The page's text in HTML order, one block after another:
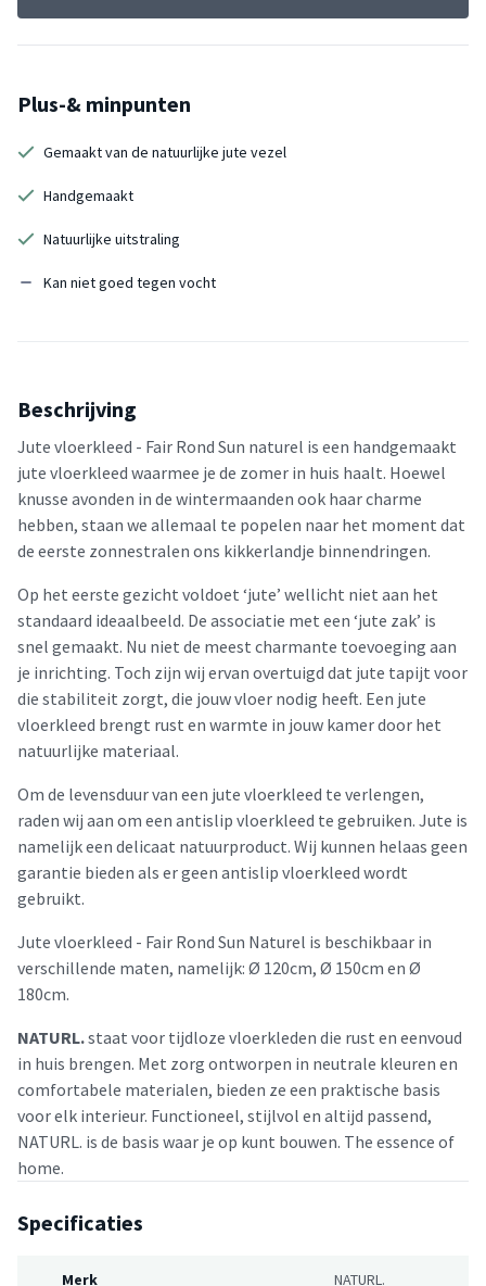
Plus-& minpunten
Gemaakt van de natuurlijke jute vezel
Handgemaakt
Natuurlijke uitstraling
Kan niet goed tegen vocht
Beschrijving
Jute vloerkleed - Fair Rond Sun naturel is een handgemaakt
jute vloerkleed waarmee je de zomer in huis haalt. Hoewel
knusse avonden in de wintermaanden ook haar charme
hebben, staan we allemaal te popelen naar het moment dat
de eerste zonnestralen ons kikkerlandje binnendringen.
Op het eerste gezicht voldoet ‘jute’ wellicht niet aan het
standaard ideaalbeeld. De associatie met een ‘jute zak’ is
snel gemaakt. Nu niet de meest charmante toevoeging aan
je inrichting. Toch zijn wij ervan overtuigd dat jute tapijt voor
die stabiliteit zorgt, die jouw vloer nodig heeft. Een jute
vloerkleed brengt rust en warmte in jouw kamer door het
natuurlijke materiaal.
Om de levensduur van een jute vloerkleed te verlengen,
raden wij aan om een antislip vloerkleed te gebruiken. Jute is
namelijk een delicaat natuurproduct. Wij kunnen helaas geen
garantie bieden als er geen antislip vloerkleed wordt
gebruikt.
Jute vloerkleed - Fair Rond Sun Naturel is beschikbaar in
verschillende maten, namelijk: Ø 120cm, Ø 150cm en Ø
180cm.
NATURL.staat voor tijdloze vloerkleden die rust en eenvoud
in huis brengen. Met zorg ontworpen in neutrale kleuren en
comfortabele materialen, bieden ze een praktische basis
voor elk interieur. Functioneel, stijlvol en altijd passend,
NATURL. is de basis waar je op kunt bouwen. The essence of
home.
Specificaties
Merk NATURL.